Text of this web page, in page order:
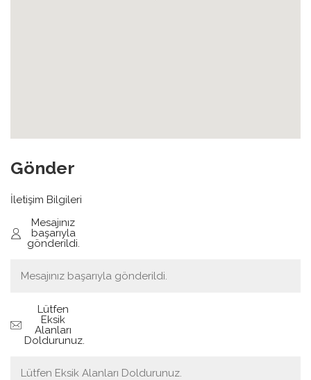
Gönder
İletişim Bilgileri
Mesajınız
başarıyla
gönderildi.
Lütfen
Eksik
Alanları
Doldurunuz.